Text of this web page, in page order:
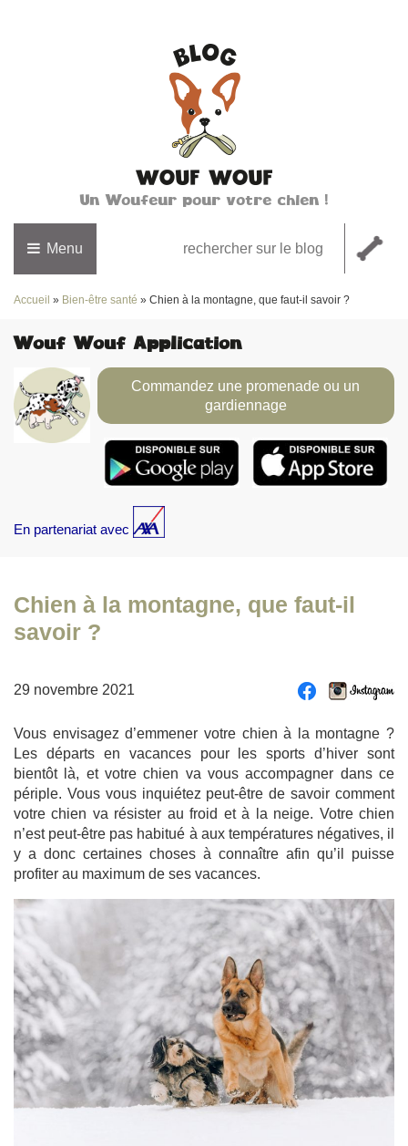
Un Woufeur pour votre chien !
Menu
Accueil » Bien-être santé » Chien à la montagne, que faut-il savoir ?
Wouf Wouf Application
Commandez une promenade ou un
gardiennage
En partenariat avec
Chien à la montagne, que faut-il
savoir ?
29 novembre 2021
Vous envisagez d’emmener votre chien à la montagne ?
Les départs en vacances pour les sports d’hiver sont
bientôt là, et votre chien va vous accompagner dans ce
périple. Vous vous inquiétez peut-être de savoir comment
votre chien va résister au froid et à la neige. Votre chien
n’est peut-être pas habitué à aux températures négatives, il
y a donc certaines choses à connaître afin qu’il puisse
profiter au maximum de ses vacances.